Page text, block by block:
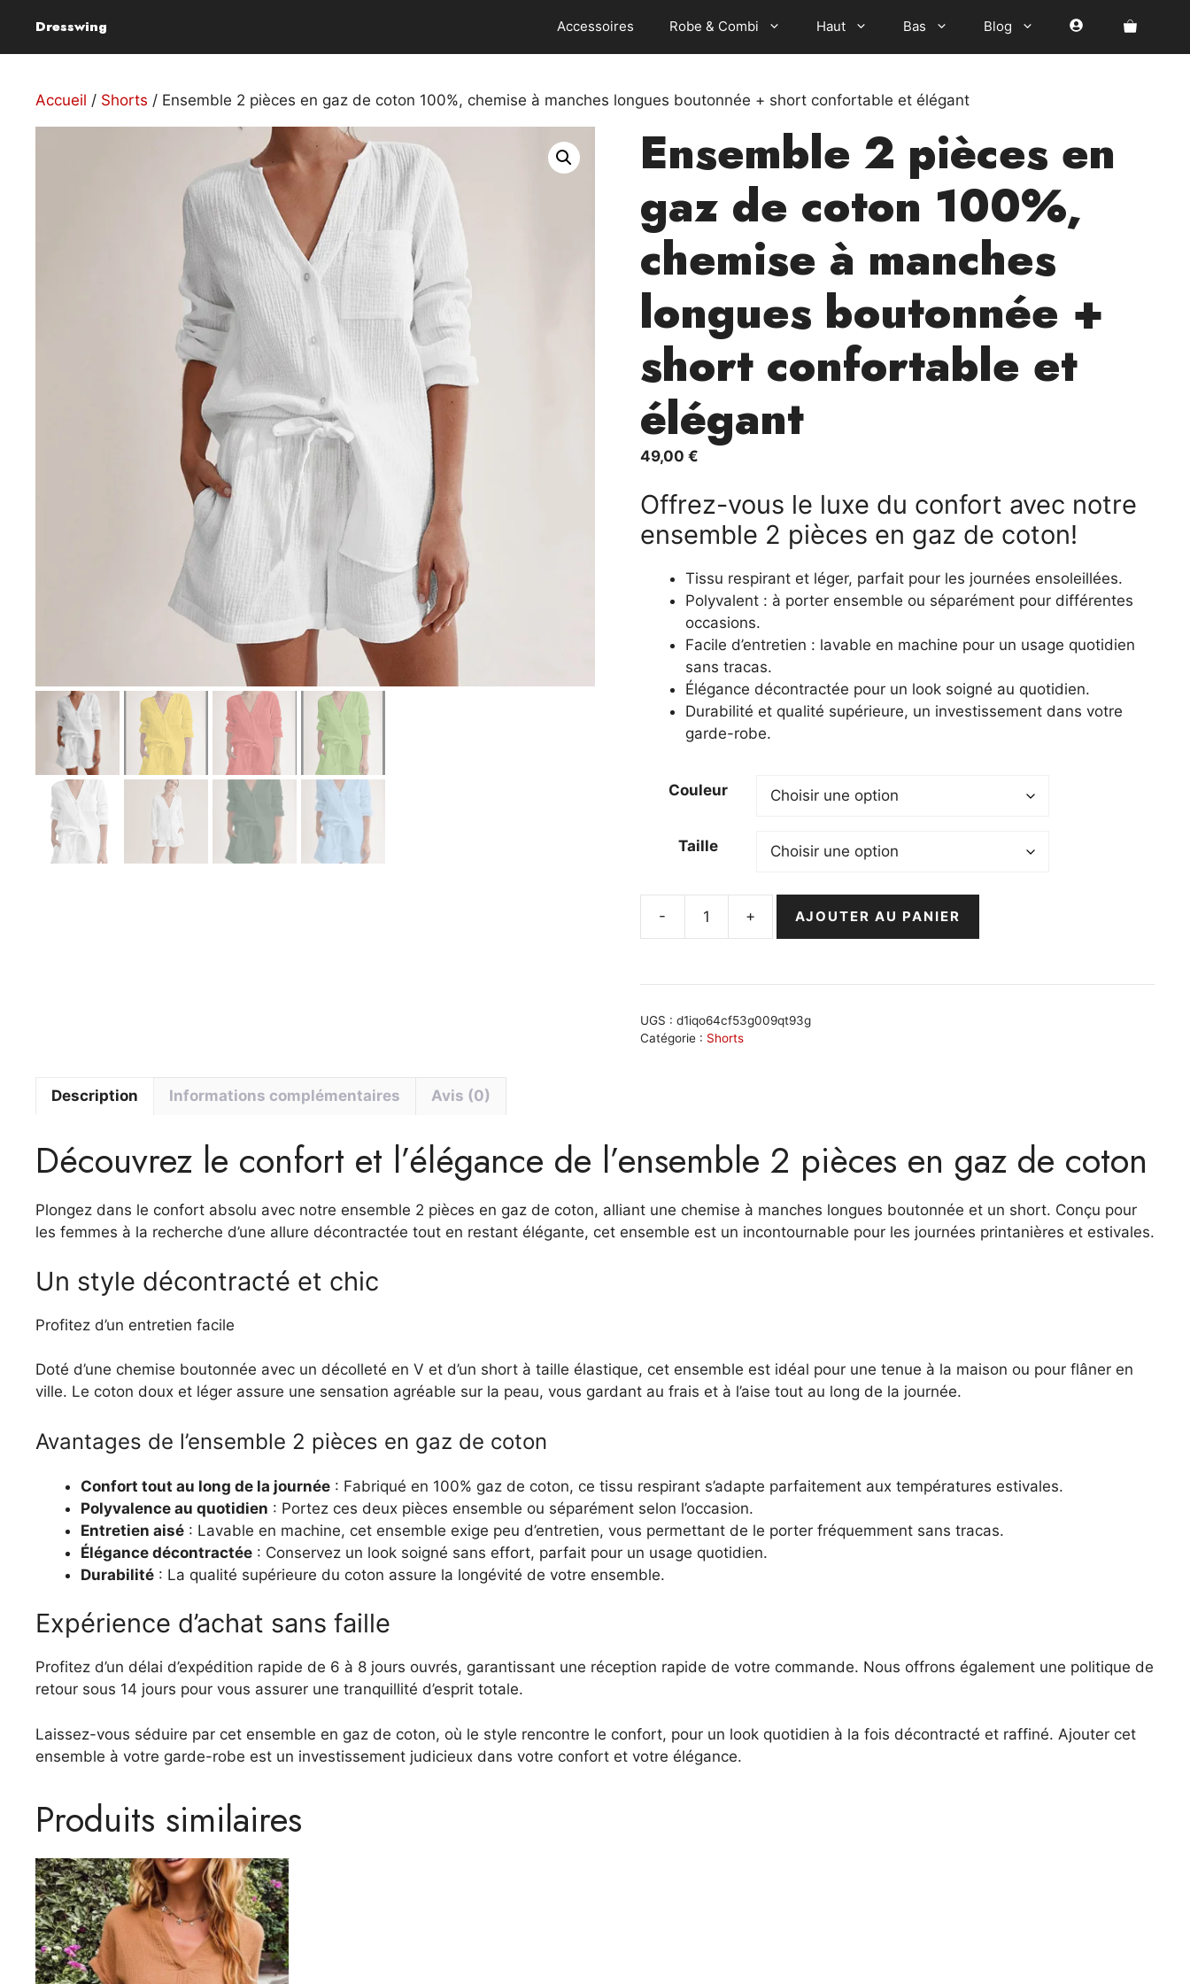
contenu
Dresswing Accessoires Robe & Combi Haut Bas Blog
Accueil / Shorts / Ensemble 2 pièces en gaz de coton 100%, chemise à manches longues boutonnée + short confortable et élégant
Ensemble 2 pièces en
gaz de coton 100%,
chemise à manches
longues boutonnée +
short confortable et
élégant
49,00 €
Offrez-vous le luxe du confort avec notre
ensemble 2 pièces en gaz de coton!
Tissu respirant et léger, parfait pour les journées ensoleillées.
Polyvalent : à porter ensemble ou séparément pour différentes
occasions.
Facile d’entretien : lavable en machine pour un usage quotidien
sans tracas.
Élégance décontractée pour un look soigné au quotidien.
Durabilité et qualité supérieure, un investissement dans votre
garde-robe.
Couleur
Taille
-
pièces
en
à
longues
boutonnée
+ AJOUTER AU PANIER
UGS : d1iqo64cf53g009qt93g
Catégorie : Shorts
Description Informations complémentaires Avis (0)
Découvrez le confort et l’élégance de l’ensemble 2 pièces en gaz de coton
Plongez dans le confort absolu avec notre ensemble 2 pièces en gaz de coton, alliant une chemise à manches longues boutonnée et un short. Conçu pour
les femmes à la recherche d’une allure décontractée tout en restant élégante, cet ensemble est un incontournable pour les journées printanières et estivales.
Un style décontracté et chic
Profitez d’un entretien facile
Doté d’une chemise boutonnée avec un décolleté en V et d’un short à taille élastique, cet ensemble est idéal pour une tenue à la maison ou pour flâner en
ville. Le coton doux et léger assure une sensation agréable sur la peau, vous gardant au frais et à l’aise tout au long de la journée.
Avantages de l’ensemble 2 pièces en gaz de coton
Confort tout au long de la journée : Fabriqué en 100% gaz de coton, ce tissu respirant s’adapte parfaitement aux températures estivales.
Polyvalence au quotidien : Portez ces deux pièces ensemble ou séparément selon l’occasion.
Entretien aisé : Lavable en machine, cet ensemble exige peu d’entretien, vous permettant de le porter fréquemment sans tracas.
Élégance décontractée : Conservez un look soigné sans effort, parfait pour un usage quotidien.
Durabilité : La qualité supérieure du coton assure la longévité de votre ensemble.
Expérience d’achat sans faille
Profitez d’un délai d’expédition rapide de 6 à 8 jours ouvrés, garantissant une réception rapide de votre commande. Nous offrons également une politique de
retour sous 14 jours pour vous assurer une tranquillité d’esprit totale.
Laissez-vous séduire par cet ensemble en gaz de coton, où le style rencontre le confort, pour un look quotidien à la fois décontracté et raffiné. Ajouter cet
ensemble à votre garde-robe est un investissement judicieux dans votre confort et votre élégance.
Produits similaires
Ce
produit
a
plusieurs
variations.
Les